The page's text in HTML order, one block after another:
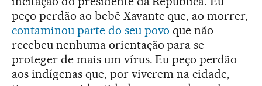
peço perdão ao bebê Xavante que, ao morrer,
contaminou parte do seu povoque não
recebeu nenhuma orientação para se
proteger de mais um vírus. Eu peço perdão
aos indígenas que, por viverem na cidade,